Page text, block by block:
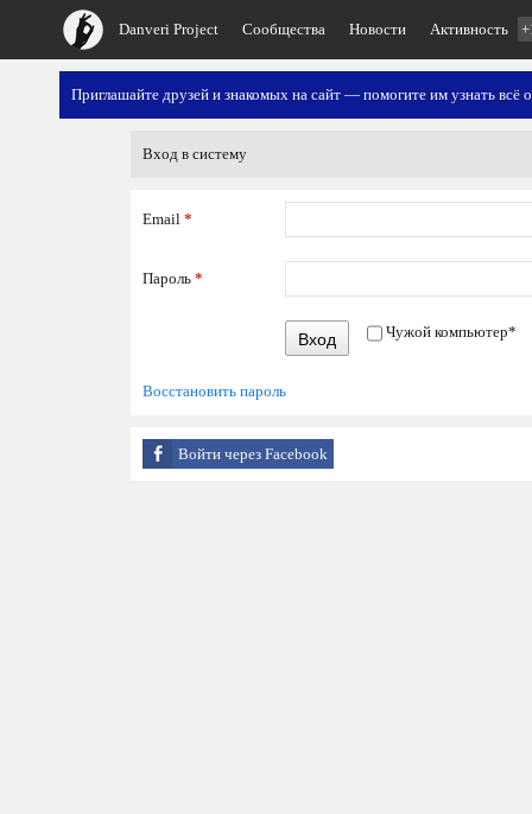
Danveri Project Сообщества Новости Активность
Приглашайте друзей и знакомых на сайт — помогите им узнать всё
Вход в систему
Email *
Пароль *
Вход Чужой компьютер*
Восстановить пароль
Войти через Facebook